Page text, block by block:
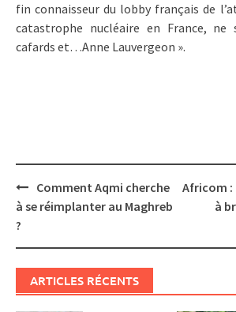
fin connaisseur du lobby français de
catastrophe nucléaire en France, ne
cafards et…Anne Lauvergeon ».
Post
navigation
Comment Aqmi cherche
à se réimplanter au Maghreb
?
Africom :
à
ARTICLES RÉCENTS